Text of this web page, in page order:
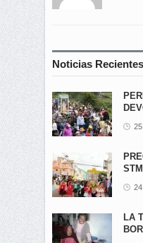
Noticias Recientes
LA